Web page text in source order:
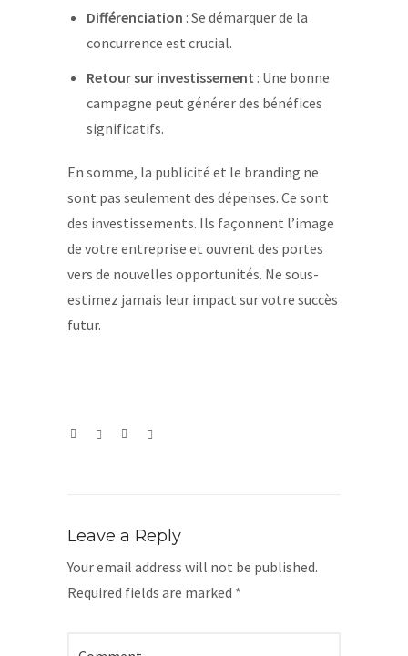
Différenciation : Se démarquer de la
concurrence est crucial.
Retour sur investissement : Une bonne
campagne peut générer des bénéfices
significatifs.
En somme, la publicité et le branding ne
sont pas seulement des dépenses. Ce sont
des investissements. Ils façonnent l’image
de votre entreprise et ouvrent des portes
vers de nouvelles opportunités. Ne sous-
estimez jamais leur impact sur votre succès
futur.
Leave a Reply
Your email address will not be published.
Required fields are marked *